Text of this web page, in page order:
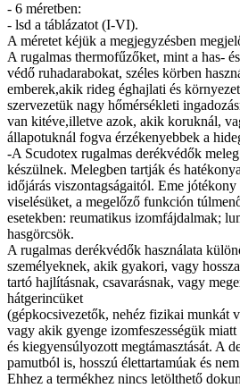
- 6 méretben:
- lsd a táblázatot (I-VI).
A méretet kéjük a megjegyzésben
A rugalmas thermofűzőket, mint a has-
védő ruhadarabokat, széles körben
emberek,akik rideg éghajlati és
szervezetük nagy hőmérsékleti
van kitéve,illetve azok, akik koruknál,
állapotuknál fogva érzékenyebbek a
-A Scudotex rugalmas derékvédők
készülnek. Melegben tartják és
időjárás viszontagságaitól. Eme
viselésüket, a megelőző funkción
esetekben: reumatikus izomfájdalmak;
hasgörcsök.
A rugalmas derékvédők használata
személyeknek, akik gyakori, vagy
tartó hajlításnak, csavarásnak, vagy
hátgerincüket
(gépkocsivezetők, nehéz fizikai munkát
vagy akik gyenge izomfeszességük
és kiegyensúlyozott megtámasztását. A
pamutból is, hosszú élettartamúak és
Ehhez a termékhez nincs letölthető